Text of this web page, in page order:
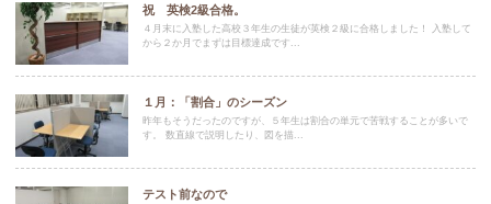
祝 英検2級合格。
４月末に入塾した高校３年生の生徒が英検２級に合格しました！ 入塾して
から２か月でまずは目標達成です...
１月：「割合」のシーズン
昨年もそうだったのですが、５年生は割合の単元で苦戦することが多いで
す。 数直線で説明したり、図を描...
テスト前なので